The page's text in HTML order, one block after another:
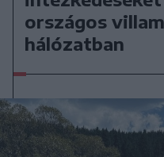
országos
hálózatban